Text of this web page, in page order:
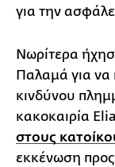
για την
Νωρίτερα
Παλαμά για να
κινδύνου
κακοκαιρία
στους
εκκένωση προς